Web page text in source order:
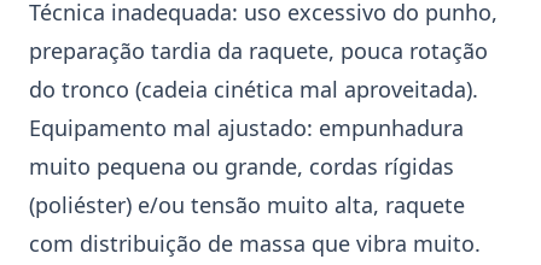
Técnica inadequada: uso excessivo do punho,
preparação tardia da raquete, pouca rotação
do tronco (cadeia cinética mal aproveitada).
Equipamento mal ajustado: empunhadura
muito pequena ou grande, cordas rígidas
(poliéster) e/ou tensão muito alta, raquete
com distribuição de massa que vibra muito.